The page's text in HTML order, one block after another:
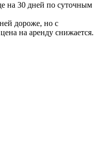
на 30 дней по суточным
дороже, но с
на аренду снижается.